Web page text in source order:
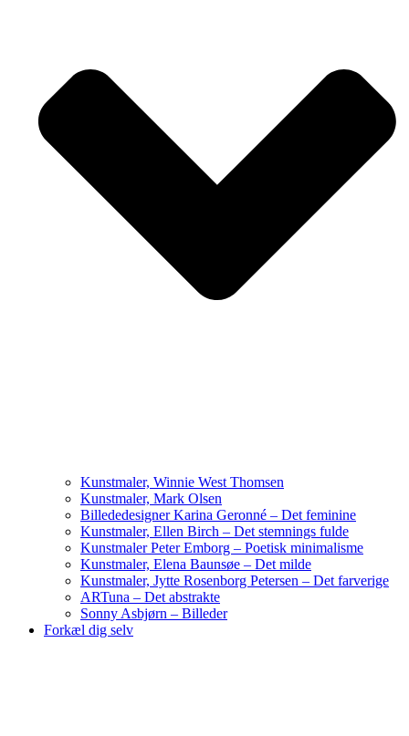
Kunstmaler, Winnie West Thomsen
Kunstmaler, Mark Olsen
Billededesigner Karina Geronné – Det feminine
Kunstmaler, Ellen Birch – Det stemnings fulde
Kunstmaler Peter Emborg – Poetisk minimalisme
Kunstmaler, Elena Baunsøe – Det milde
Kunstmaler, Jytte Rosenborg Petersen – Det farverige
ARTuna – Det abstrakte
Sonny Asbjørn – Billeder
Forkæl dig selv